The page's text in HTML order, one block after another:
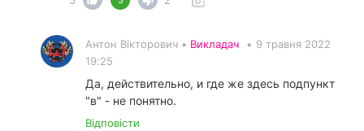
Антон Вікторович • Викладач • 9 травня 2022
19:25
Да, действительно, и где же здесь подпункт
"в" - не понятно.
Відповісти